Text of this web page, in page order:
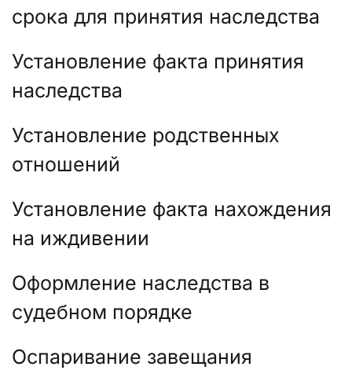
срока для принятия наследства
Установление факта принятия
наследства
Установление родственных
отношений
Установление факта нахождения
на иждивении
Оформление наследства в
судебном порядке
Оспаривание завещания